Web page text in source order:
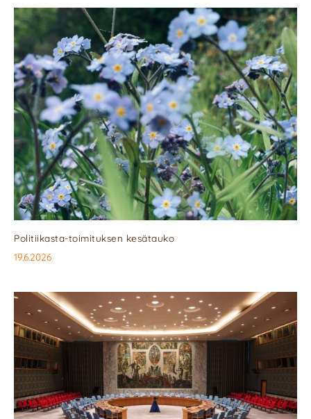
Politiikasta-toimituksen kesätauko
19.6.2026